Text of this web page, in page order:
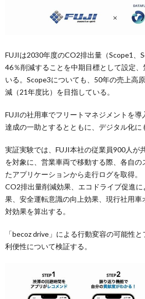
FUJIは2030年度のCO2排出量（Scope1、
46％削減することを中期目標として設定
いる。Scope3についても、50年の売上高
減（21年度比）を目指している。
FUJIの社用車でフリートマネジメントを
達成の一助とするとともに、デジタル化に
実証実験では、FUJI本社の従業員900人が
を対象に、営業車両で移動する際、各自の
たアプリケーションから走行ログを取得。
CO2排出量削減効果、エコドライブ促進
果、安全運転意識の向上効果、現行社用車
対効果を算出する。
「becoz drive」による行動変容の可能性
利便性について検証する。